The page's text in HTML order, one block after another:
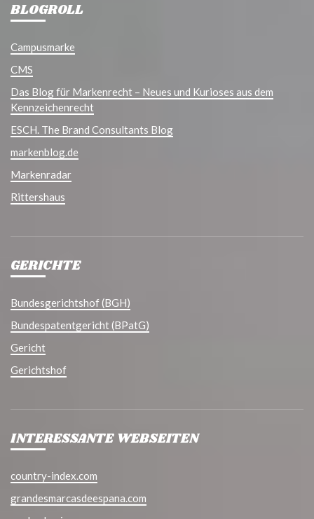
BLOGROLL
Campusmarke
CMS
Das Blog für Markenrecht – Neues und Kurioses aus dem
Kennzeichenrecht
ESCH. The Brand Consultants Blog
markenblog.de
Markenradar
Rittershaus
GERICHTE
Bundesgerichtshof (BGH)
Bundespatentgericht (BPatG)
Gericht
Gerichtshof
INTERESSANTE WEBSEITEN
country-index.com
grandesmarcasdeespana.com